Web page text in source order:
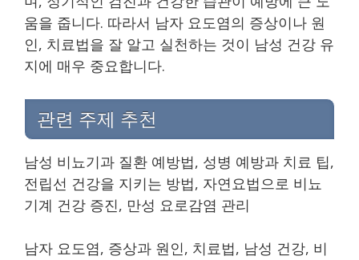
움을 줍니다. 따라서 남자 요도염의 증상이나 원
인, 치료법을 잘 알고 실천하는 것이 남성 건강 유
지에 매우 중요합니다.
관련 주제 추천
남성 비뇨기과 질환 예방법, 성병 예방과 치료 팁,
전립선 건강을 지키는 방법, 자연요법으로 비뇨
기계 건강 증진, 만성 요로감염 관리
남자 요도염, 증상과 원인, 치료법, 남성 건강, 비